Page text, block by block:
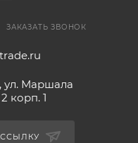
ЗАКАЗАТЬ ЗВОНОК
ул. Маршала
корп. 1